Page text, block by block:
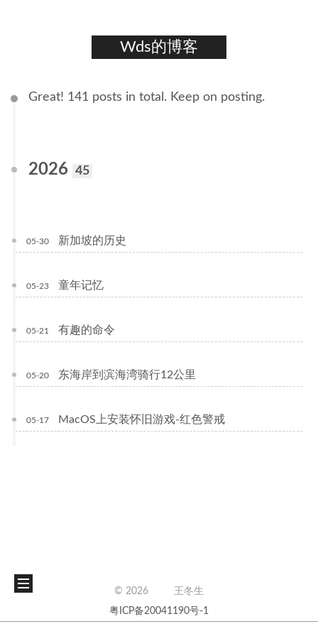
Wds的博客
Great! 141 posts in total. Keep on posting.
2026 45
05-30 新加坡的历史
05-23 童年记忆
05-21 有趣的命令
05-20 东海岸到滨海湾骑行12公里
05-17 MacOS上安装怀旧游戏-红色警戒
©2026
王冬生
粤ICP备20041190号-1